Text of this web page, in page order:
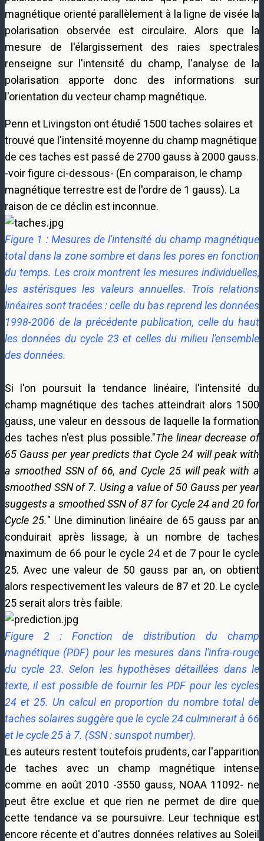
magnétique orienté parallèlement à la ligne de visée la
polarisation observée est circulaire. Alors que la
mesure de l'élargissement des raies spectrales
renseigne sur l'intensité du champ, l'analyse de la
polarisation apporte donc des informations sur
l'orientation du vecteur champ magnétique.
Penn et Livingston ont étudié 1500 taches solaires et
trouvé que l'intensité moyenne du champ magnétique
de ces taches est passé de 2700 gauss à 2000 gauss.
-voir figure ci-dessous- (En comparaison, le champ
magnétique terrestre est de l'ordre de 1 gauss). La
raison de ce déclin est inconnue.
Figure 1 : Mesures de l'intensité du champ magnétique
total dans la zone sombre et dans les pores en fonction
du temps. Les croix montrent les mesures individuelles,
les astérisques les valeurs annuelles. Trois relations
linéaires sont tracées : celle du bas reprend les données
1998-2006 de la précédente publication, celle du haut
les données du cycle 23 et celles du milieu l'ensemble
des données.
Si l'on poursuit la tendance linéaire, l'intensité du
champ magnétique des taches atteindrait alors 1500
gauss, une valeur en dessous de laquelle la formation
des taches n'est plus possible."The linear decrease of
65 Gauss per year predicts that Cycle 24 will peak with
a smoothed SSN of66, and Cycle 25 will peak with a
smoothed SSN of 7. Using a value of 50 Gauss per year
suggests a smoothed SSN of 87 for Cycle 24 and 20 for
Cycle 25." Une diminution linéaire de 65 gauss par an
conduirait après lissage, à un nombre de taches
maximum de 66 pour le cycle 24 et de 7 pour le cycle
25. Avec une valeur de 50 gauss par an, on obtient
alors respectivement les valeurs de 87 et 20. Le cycle
25 serait alors très faible.
Figure 2 : Fonction de distribution du champ
magnétique (PDF) pour les mesures dans l'infra-rouge
du cycle 23. Selon les hypothèses détaillées dans le
texte, il est possible de fournir les PDF pour les cycles
24 et 25. Un calcul en proportion du nombre total de
taches solaires suggère que le cycle 24 culminerait à 66
et le cycle 25 à 7. (SSN : sunspot number).
Les auteurs restent toutefois prudents, car l'apparition
de taches avec un champ magnétique intense
comme en août 2010 -3550 gauss, NOAA 11092- ne
peut être exclue et que rien ne permet de dire que
cette tendance va se poursuivre. Leur technique est
encore récente et d'autres données relatives au Soleil